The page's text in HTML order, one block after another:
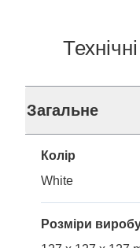
Загальне
Колір
White
Розміри